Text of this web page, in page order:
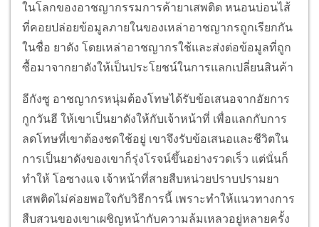
ในโลกของอาชญากรรมการค้ายาเสพติด หนอนบ่อนไส้
ที่คอยปล่อยข้อมูลภายในของเหล่าอาชญากรถูกเรียกกัน
ในชื่อ ยาดัง โดยเหล่าอาชญากรใช้และส่งต่อข้อมูลที่ถูก
ซื้อมาจากยาดังให้เป็นประโยชน์ในการแลกเปลี่ยนสินค้า
อีกังซู อาชญากรหนุ่มต้องโทษได้รับข้อเสนอจากอัยการ
กูกวันฮี ให้เขาเป็นยาดังให้กับเจ้าหน้าที่ เพื่อแลกกับการ
ลดโทษที่เขาต้องชดใช้อยู่ เขาจึงรับข้อเสนอและชีวิตใน
การเป็นยาดังของเขาก็รุ่งโรจน์ขึ้นอย่างรวดเร็ว แต่นั่นก็
ทำให้ โอซางแจ เจ้าหน้าที่สายสืบหน่วยปราบปรามยา
เสพติดไม่ค่อยพอใจกับวิธีการนี้ เพราะทำให้แนวทางการ
สืบสวนของเขาเผชิญหน้ากับความล้มเหลวอยู่หลายครั้ง